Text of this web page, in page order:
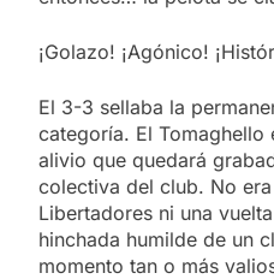
¡Golazo! ¡Agónico!
El 3-3 sellaba la
categoría. El
alivio que quedará
colectiva del club. No
Libertadores ni una
hinchada humilde de un
momento tan o más